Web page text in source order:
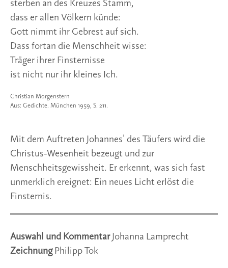
sterben an des Kreuzes Stamm,
dass er allen Völkern künde:
Gott nimmt ihr Gebrest auf sich.
Dass fortan die Menschheit wisse:
Träger ihrer Finsternisse
ist nicht nur ihr kleines Ich.
Christian Morgenstern
Aus: Gedichte. München 1959, S. 211.
Mit dem Auftreten Johannes’ des Täufers wird die
Christus-Wesenheit bezeugt und zur
Menschheitsgewissheit. Er erkennt, was sich fast
unmerklich ereignet: Ein neues Licht erlöst die
Finsternis.
Auswahl und KommentarJohanna Lamprecht
ZeichnungPhilipp Tok